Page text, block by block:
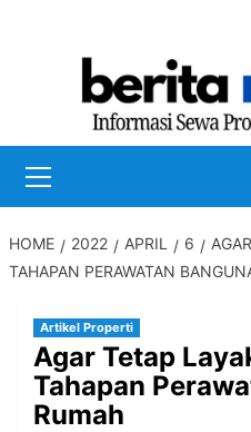
Menu
HOME 2022 APRIL 6
TAHAPAN PERAWATAN
Artikel Properti
Agar Tetap
Tahapan
Rumah